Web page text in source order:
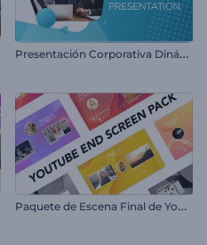
P
resentación Corporativa Dinámica
P
aquete de Escena Final de YouTube